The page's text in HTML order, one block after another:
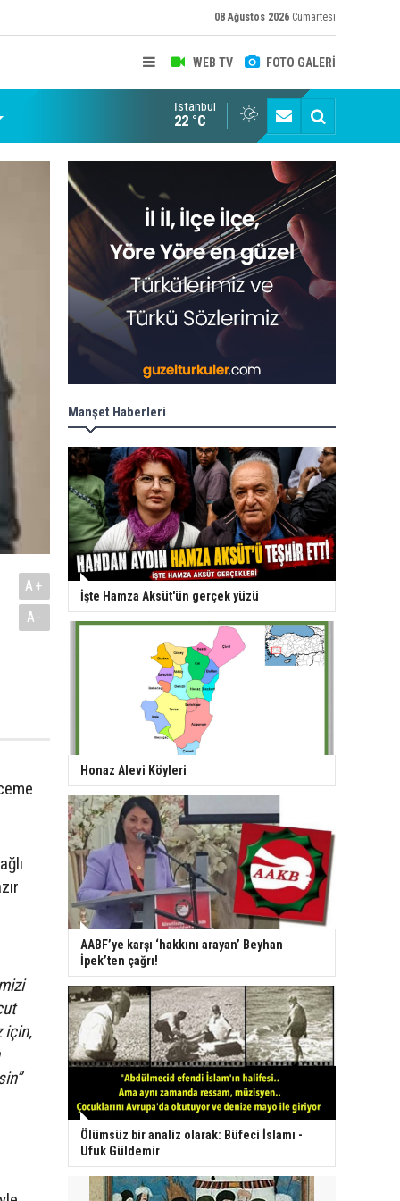
08 Ağustos 2026 Cumartesi
WEB TV FOTO GALERİ
İstanbul
22 °C
A+
A-
için,
Manşet Haberleri
İşte Hamza Aksüt'ün gerçek yüzü
Honaz Alevi Köyleri
AABF’ye karşı ‘hakkını arayan’ Beyhan
İpek’ten çağrı!
Ölümsüz bir analiz olarak: Büfeci İslamı -
Ufuk Güldemir